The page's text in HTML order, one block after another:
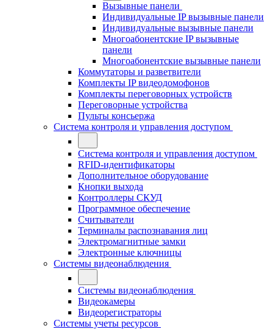
Вызывные панели
Индивидуальные IP вызывные панели
Индивидуальные вызывные панели
Многоабонентские IP вызывные
панели
Многоабонентские вызывные панели
Коммутаторы и разветвители
Комплекты IP видеодомофонов
Комплекты переговорных устройств
Переговорные устройства
Пульты консьержа
Система контроля и управления доступом
Система контроля и управления доступом
RFID-идентификаторы
Дополнительное оборудование
Кнопки выхода
Контроллеры СКУД
Программное обеспечение
Считыватели
Терминалы распознавания лиц
Электромагнитные замки
Электронные ключницы
Системы видеонаблюдения
Системы видеонаблюдения
Видеокамеры
Видеорегистраторы
Системы учеты ресурсов